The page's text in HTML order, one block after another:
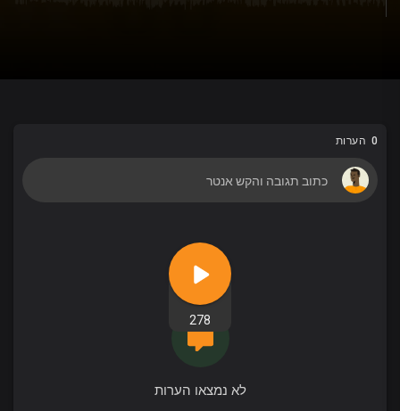
278
0 הערות
לא נמצאו הערות